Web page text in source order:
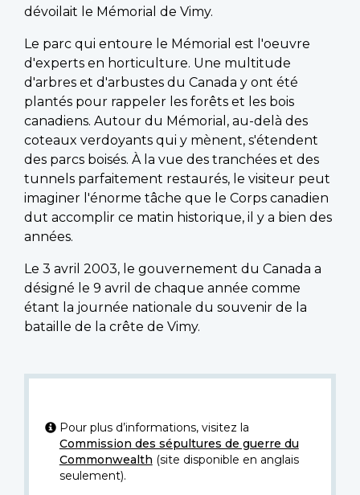
dévoilait le Mémorial de Vimy.
Le parc qui entoure le Mémorial est l'oeuvre
d'experts en horticulture. Une multitude
d'arbres et d'arbustes du Canada y ont été
plantés pour rappeler les forêts et les bois
canadiens. Autour du Mémorial, au-delà des
coteaux verdoyants qui y mènent, s'étendent
des parcs boisés. À la vue des tranchées et des
tunnels parfaitement restaurés, le visiteur peut
imaginer l'énorme tâche que le Corps canadien
dut accomplir ce matin historique, il y a bien des
années.
Le 3 avril 2003, le gouvernement du Canada a
désigné le 9 avril de chaque année comme
étant la journée nationale du souvenir de la
bataille de la crête de Vimy.
Pour plus d’informations, visitez la
Commission des sépultures de guerre du
Commonwealth (site disponible en anglais
seulement).